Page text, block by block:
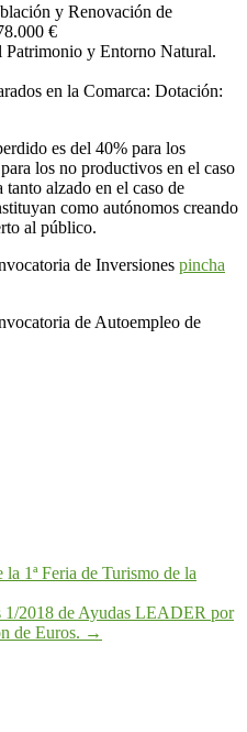
y Renovación de
€
y Entorno Natural.
en la Comarca: Dotación:
es del 40% para los
los no productivos en el caso
alzado en el caso de
como autónomos creando
al público.
de Inversiones pincha
de Autoempleo de
la 1ª Feria de Turismo de la
1/2018 de Ayudas LEADER por
de Euros. →